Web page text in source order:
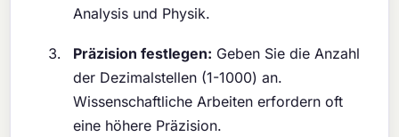
Analysis und Physik.
Präzision festlegen: Geben Sie die Anzahl
der Dezimalstellen (1-1000) an.
Wissenschaftliche Arbeiten erfordern oft
eine höhere Präzision.